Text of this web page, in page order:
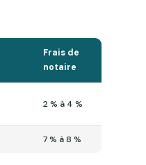
Frais de
notaire
2 % à 4 %
7 % à 8 %